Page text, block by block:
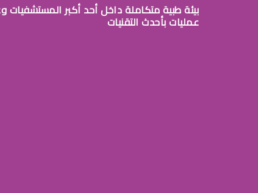
بيئة طبية متكاملة داخل أحد أكبر المستشفيات
عمليات بأحدث التقنيات